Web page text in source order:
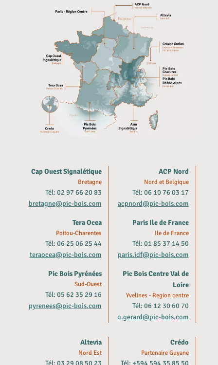
Cap Ouest Signalétique
Bretagne
Tél: 02 97 66 20 83
bretagne@pic-bois.com
Tera Ocea
Poitou-Charentes
Tél: 06 25 06 25 44
teraocea@pic-bois.com
Pic Bois Pyrénées
Sud-Ouest
Tél: 05 62 35 29 16
pyrenees@pic-bois.com
ACP Nord
Nord et Belgique
Tél: 06 10 76 03 17
acpnord@pic-bois.com
Paris Ile de France
Ile de France
Tél: 01 85 37 14 50
paris.idf@pic-bois.com
Pic Bois Centre Val de
Loire
Yvelines - Region centre
Tél: 06 12 30 60 70
o.gerard@pic-bois.com
Altevia
Nord Est
Tél: 03 29 08 50 23
Crédo
Partenaire Guyane
Tél: +594 594 35 85 50